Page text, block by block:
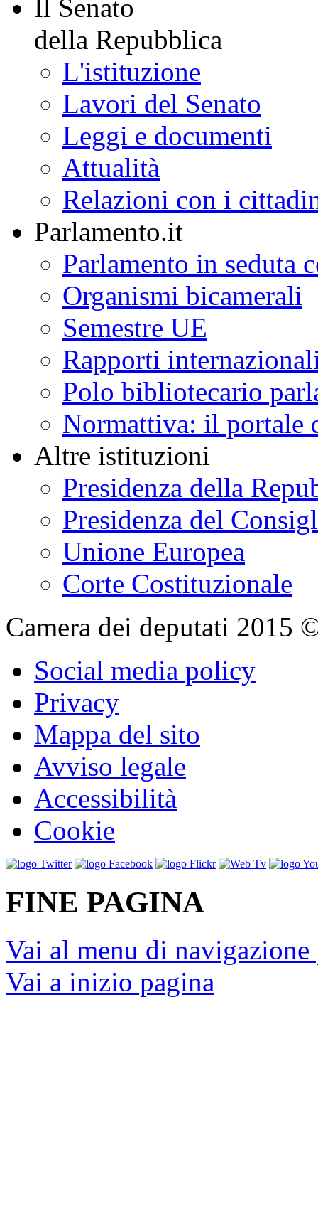
Il Senato
della Repubblica
L'istituzione
Lavori del Senato
Leggi e documenti
Attualità
Relazioni con i
Parlamento.it
Parlamento in seduta
Organismi bicamerali
Semestre UE
Rapporti
Polo bibliotecario
Normattiva: il portale
Altre istituzioni
Presidenza della
Presidenza del
Unione Europea
Corte Costituzionale
Camera dei deputati
Social media policy
Privacy
Mappa del sito
Avviso legale
Accessibilità
Cookie
FINE PAGINA
Vai al menu di
Vai a inizio pagina